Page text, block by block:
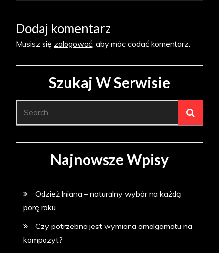
Dodaj komentarz
Musisz się zalogować, aby móc dodać komentarz.
Szukaj W Serwisie
Najnowsze Wpisy
Odzież lniana – naturalny wybór na każdą
porę roku
Czy potrzebna jest wymiana amalgamatu na
kompozyt?